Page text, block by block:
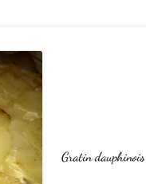
Gratin dauphinois